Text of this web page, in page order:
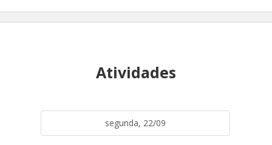
Atividades
segunda, 22/09